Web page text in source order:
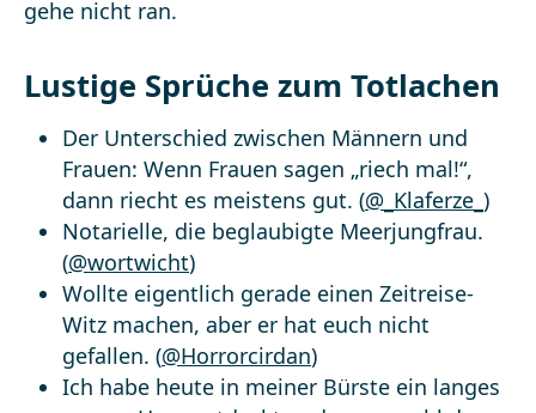
Lustige Sprüche zum Totlachen
Der Unterschied zwischen Männern und
Frauen: Wenn Frauen sagen „riech mal!“,
dann riecht es meistens gut. (@_Klaferze_ )
Notarielle, die beglaubigte Meerjungfrau.
(@wortwicht)
Wollte eigentlich gerade einen Zeitreise-
Witz machen, aber er hat euch nicht
gefallen. (@Horrorcirdan)
Ich habe heute in meiner Bürste ein langes